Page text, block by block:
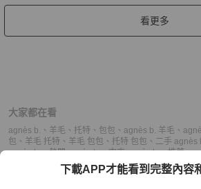
看更多
大家都在看
agnès b. 、 羊毛 、 托特 、 包包 、 agnès b. 羊毛 、
包 、 羊毛 托特 、 羊毛 包包 、 托特 包包 、 二手 agnès
agnès b.、熱門 agnès b.、中古 agnès b.、推薦
、熱門 托特、 中古 托特、推薦 托特、
熱門 包包、中古 包包、推薦 包包
下載APP才能看到完整內容